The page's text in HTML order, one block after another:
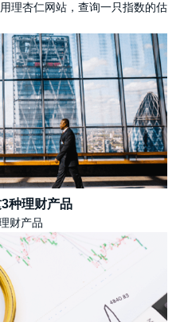
理杏仁网站，查询一只指数的估
种理财产品
财产品